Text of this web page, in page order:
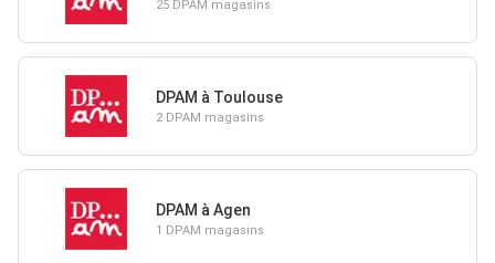
25 DPAM magasins
DPAM à Toulouse
2 DPAM magasins
DPAM à Agen
1 DPAM magasins